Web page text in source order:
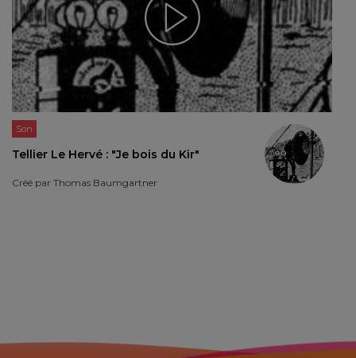
Son
Tellier Le Hervé : "Je bois du Kir"
Créé par Thomas Baumgartner